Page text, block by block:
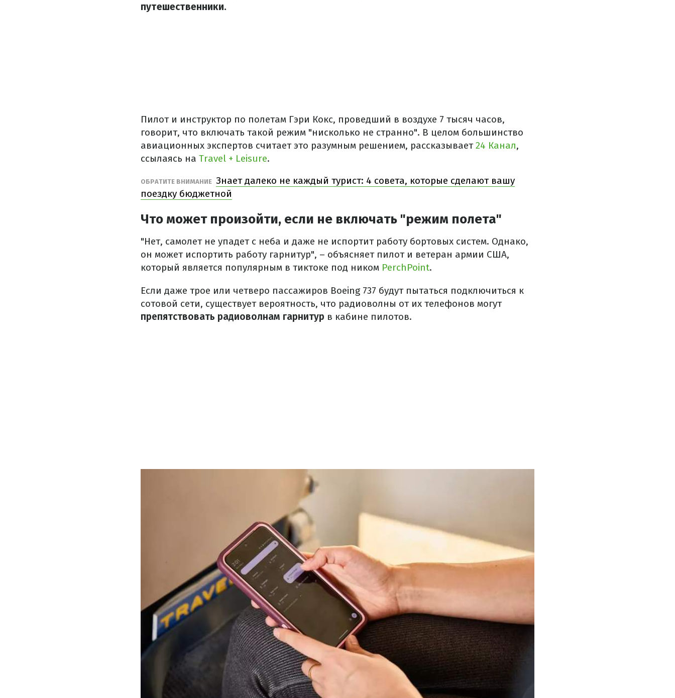
путешественники.
Пилот и инструктор по полетам Гэри Кокс, проведший в воздухе 7 тысяч часов,
говорит, что включать такой режим "нисколько не странно". В целом большинство
авиационных экспертов считает это разумным решением, рассказывает24 Канал,
ссылаясь на Travel + Leisure.
ОБРАТИТЕ ВНИМАНИЕ Знает далеко не каждый турист: 4 совета, которые сделают вашу
поездку бюджетной
Что может произойти, если не включать "режим полета"
"Нет, самолет не упадет с неба и даже не испортит работу бортовых систем. Однако,
он может испортить работу гарнитур", – объясняет пилот и ветеран армии США,
который является популярным в тиктоке под ником PerchPoint.
Если даже трое или четверо пассажиров Boeing 737 будут пытаться подключиться к
сотовой сети, существует вероятность, что радиоволны от их телефонов могут
препятствовать радиоволнам гарнитур в кабине пилотов.